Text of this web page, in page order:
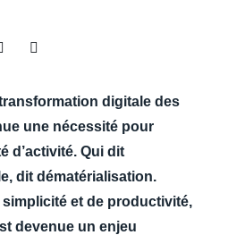
Belgium (English)
España (Español)
Norway (English)
digitale des
une nécessité pour
d’activité. Qui dit
dit dématérialisation.
et de productivité,
devenue un enjeu